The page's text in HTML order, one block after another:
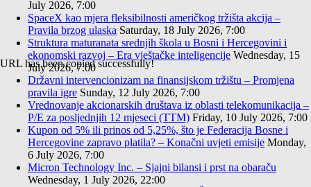
URL has been copied successfully!
July 2026, 7:00
SpaceX kao mjera fleksibilnosti američkog tržišta akcija –
Pravila brzog ulaska Saturday, 18 July 2026, 7:00
Struktura maturanata srednjih škola u Bosni i Hercegovini i
ekonomski razvoj – Era vještačke inteligencije Wednesday, 15
July 2026, 7:00
Državni intervencionizam na finansijskom tržištu – Promjena
pravila igre Sunday, 12 July 2026, 7:00
Vrednovanje akcionarskih društava iz oblasti telekomunikacija –
P/E za posljednjih 12 mjeseci (TTM) Friday, 10 July 2026, 7:00
Kupon od 5% ili prinos od 5,25%, što je Federacija Bosne i
Hercegovine zapravo platila? – Konačni uvjeti emisije Monday,
6 July 2026, 7:00
Micron Technology Inc. – Sjajni bilansi i prst na obaraču
Wednesday, 1 July 2026, 22:00